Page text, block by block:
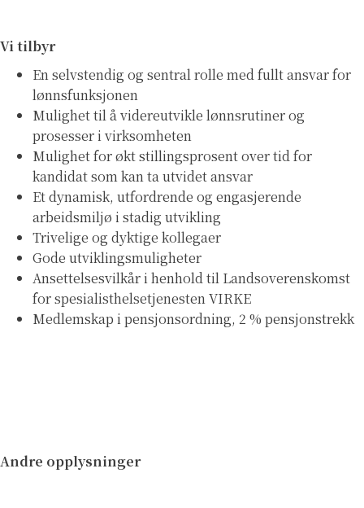
Vi tilbyr
En selvstendig og sentral rolle med fullt ansvar for
lønnsfunksjonen
Mulighet til å videreutvikle lønnsrutiner og
prosesser i virksomheten
Mulighet for økt stillingsprosent over tid for
kandidat som kan ta utvidet ansvar
Et dynamisk, utfordrende og engasjerende
arbeidsmiljø i stadig utvikling
Trivelige og dyktige kollegaer
Gode utviklingsmuligheter
Ansettelsesvilkår i henhold til Landsoverenskomst
for spesialisthelsetjenesten VIRKE
Medlemskap i pensjonsordning, 2 % pensjonstrekk
Andre opplysninger